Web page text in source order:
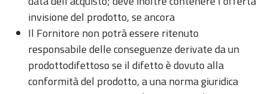
invisione del prodotto, se ancora
Il Fornitore non potrà essere ritenuto
responsabile delle conseguenze derivate da un
prodottodifettoso se il difetto è dovuto alla
conformità del prodotto, a una norma giuridica